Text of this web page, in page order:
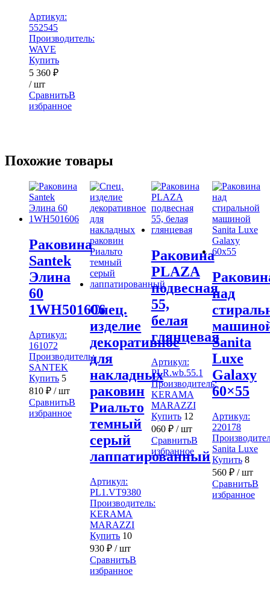
Артикул:
552545
Производитель:
WAVE
Купить
5 360 ₽
/ шт
СравнитьВ
избранное
Похожие товары
Раковина
Santek
Элина
60
1WH501606
Артикул:
161072
Производитель:
SANTEK
Купить 5
810 ₽ / шт
СравнитьВ
избранное
Спец.
изделие
декоративное
для
накладных
раковин
Риальто
темный
серый
лаппатированный
Артикул:
PL1.VT9380
Производитель:
KERAMA
MARAZZI
Купить 10
930₽ / шт
СравнитьВ
избранное
Раковина
PLAZA
подвесная
55,
белая
глянцевая
Артикул:
PLR.wb.55.1
Производитель:
KERAMA
MARAZZI
Купить 12
060 ₽/ шт
СравнитьВ
избранное
над
Sanita
Luxe
Galaxy
60×55
Артикул:
220178
Sanita Luxe
Купить 8
560 ₽/ шт
СравнитьВ
избранное